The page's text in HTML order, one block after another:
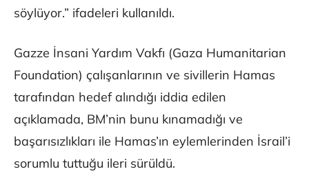
söylüyor.” ifadeleri kullanıldı.
Gazze İnsani Yardım Vakfı (Gaza Humanitarian
Foundation) çalışanlarının ve sivillerin Hamas
tarafından hedef alındığı iddia edilen
açıklamada, BM’nin bunu kınamadığı ve
başarısızlıkları ile Hamas’ın eylemlerinden İsrail’i
sorumlu tuttuğu ileri sürüldü.